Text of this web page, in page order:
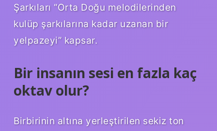
Şarkıları “Orta Doğu melodilerinden
kulüp şarkılarına kadar uzanan bir
yelpazeyi” kapsar.
Bir insanın sesi en fazla kaç
oktav olur?
Birbirinin altına yerleştirilen sekiz ton